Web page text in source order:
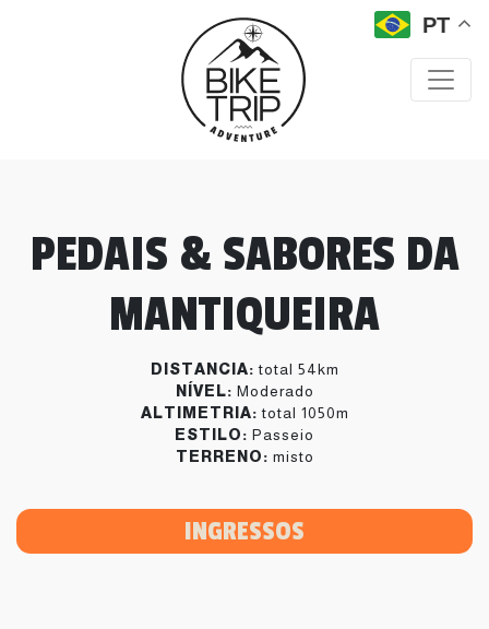
PT
PEDAIS & SABORES DA
MANTIQUEIRA
DISTANCIA: total 54km
NÍVEL: Moderado
ALTIMETRIA: total 1050m
ESTILO: Passeio
TERRENO: misto
INGRESSOS